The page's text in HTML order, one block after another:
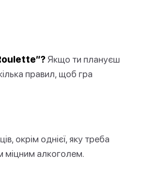
Якщо ти плануєш
правил, щоб гра
окрім однієї, яку треба
міцним алкоголем.